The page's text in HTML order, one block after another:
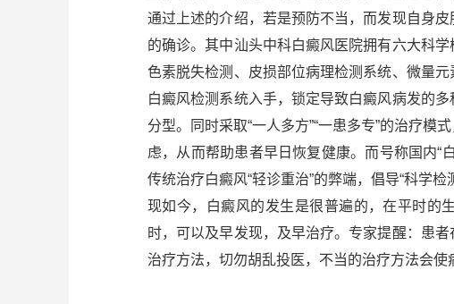
通过上述的介绍，若是预防不当，而发现自身
的确诊。其中汕头中科白癜风医院拥有六大科
色素脱失检测、皮损部位病理检测系统、微量
白癜风检测系统入手，锁定导致白癜风病发的
分型。同时采取“一人多方”“一患多专”的治疗
虑，从而帮助患者早日恢复健康。而号称国内“
传统治疗白癜风“轻诊重治”的弊端，倡导“科学检
现如今，白癜风的发生是很普遍的，在平时的
时，可以及早发现，及早治疗。专家提醒：患
治疗方法，切勿胡乱投医，不当的治疗方法会使